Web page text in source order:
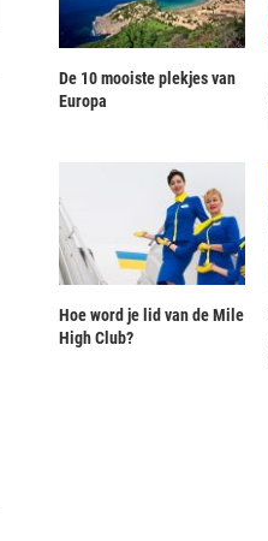
De 10 mooiste plekjes van
Europa
Hoe word je lid van de Mile
High Club?